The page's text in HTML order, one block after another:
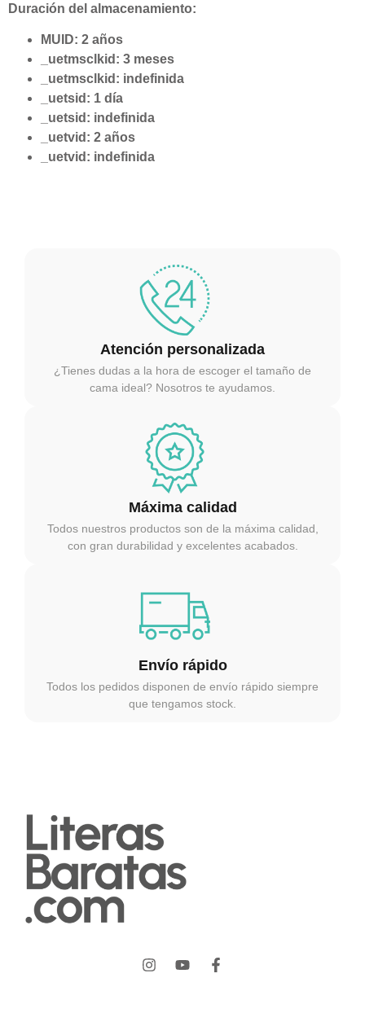
Duración del almacenamiento:
MUID: 2 años
_uetmsclkid: 3 meses
_uetmsclkid: indefinida
_uetsid: 1 día
_uetsid: indefinida
_uetvid: 2 años
_uetvid: indefinida
Atención personalizada
¿Tienes dudas a la hora de escoger el tamaño de
cama ideal? Nosotros te ayudamos.
Máxima calidad
Todos nuestros productos son de la máxima calidad,
con gran durabilidad y excelentes acabados.
Envío rápido
Todos los pedidos disponen de envío rápido siempre
que tengamos stock.